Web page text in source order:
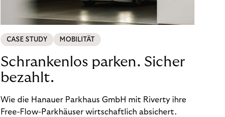
CASE STUDY MOBILITÄT
Schrankenlos parken. Sicher
bezahlt.
Wie die Hanauer Parkhaus GmbH mit Riverty ihre
Free-Flow-Parkhäuser wirtschaftlich absichert.